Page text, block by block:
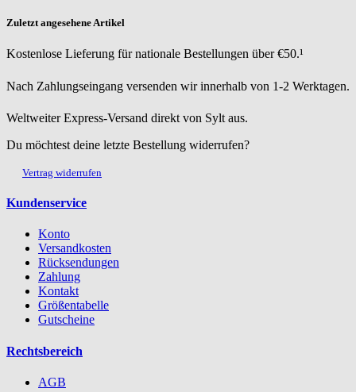
Zuletzt angesehene Artikel
Kostenlose Lieferung für nationale Bestellungen über €50.¹
Nach Zahlungseingang versenden wir innerhalb von 1-2 Werktagen.
Weltweiter Express-Versand direkt von Sylt aus.
Du möchtest deine letzte Bestellung widerrufen?
Vertrag widerrufen
Kundenservice
Konto
Versandkosten
Rücksendungen
Zahlung
Kontakt
Größentabelle
Gutscheine
Rechtsbereich
AGB